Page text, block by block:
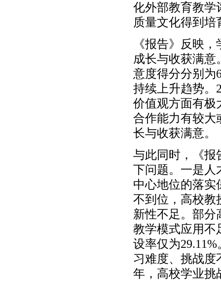
化外部教育教学
质量文化得到
《报告》反映
成长与收获满
意度得分分别为
持续上升趋势。
价值观方面有极
合作能力有较大
长与收获满意。
与此同时，《报
下问题。一是人
中心地位的落实
不到位，高校教
新性不足。部分
教学模式应用不
设率仅为
习难度、挑战度
年，高校学业挑